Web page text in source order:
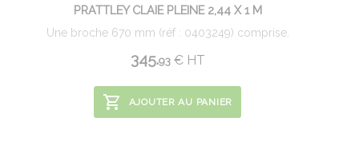
PRATTLEY CLAIE PLEINE 2,44 X 1 M
Une broche 670 mm (réf : 0403249) comprise.
345.93 €HT
AJOUTER AU PANIER